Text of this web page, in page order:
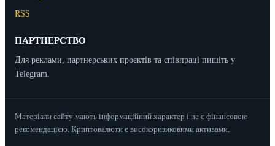
RSS
ПАРТНЕРСТВО
Для реклами, партнерських проєктів та співпраці пишіть у
Telegram.
Матеріали сайту мають інформаційний характер і не є фінансовою
рекомендацією. Криптовалюти є високоризиковими активами.